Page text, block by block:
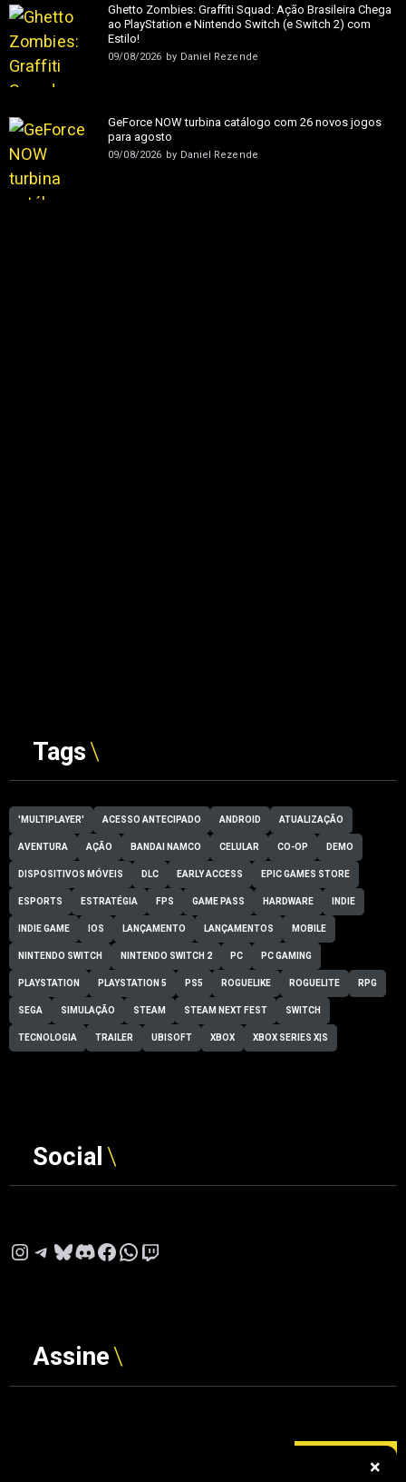
Ghetto Zombies: Graffiti Squad: Ação Brasileira Chega
ao PlayStation e Nintendo Switch (e Switch 2) com
Estilo!
09/08/2026 by Daniel Rezende
GeForce NOW turbina catálogo com 26 novos jogos
para agosto
09/08/2026 by Daniel Rezende
Tags
'MULTIPLAYER' ACESSO ANTECIPADO ANDROID ATUALIZAÇÃO
AVENTURA AÇÃO BANDAI NAMCO CELULAR CO-OP DEMO
DISPOSITIVOS MÓVEIS DLC EARLY ACCESS EPIC GAMES STORE
ESPORTS ESTRATÉGIA FPS GAME PASS HARDWARE INDIE
INDIE GAME IOS LANÇAMENTO LANÇAMENTOS MOBILE
NINTENDO SWITCH NINTENDO SWITCH 2 PC PC GAMING
PLAYSTATION PLAYSTATION 5 PS5 ROGUELIKE ROGUELITE RPG
SEGA SIMULAÇÃO STEAM STEAM NEXT FEST SWITCH
TECNOLOGIA TRAILER UBISOFT XBOX XBOX SERIES X|S
Social
Instagram
Telegram
Bluesky
Discord
Facebook
WhatsApp
Twitch
Assine
ASSINAR×